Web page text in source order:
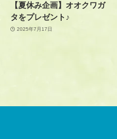
【夏休み企画】オオクワガ
タをプレゼント♪
2025年7月17日